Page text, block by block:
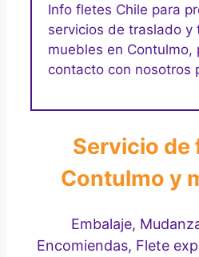
Info fletes Chile para
servicios de traslado y
muebles en Contulmo,
contacto con nosotros
Servicio de
Contulmo y
Embalaje,
Encomiendas, Flete